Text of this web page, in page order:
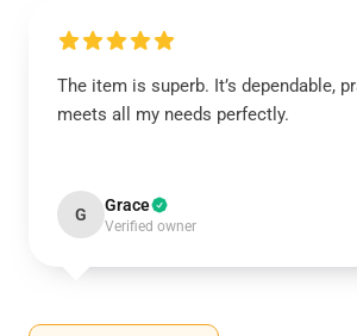
The item is superb. It’s dependable,
meets all my needs perfectly.
G Grace
Verified owner